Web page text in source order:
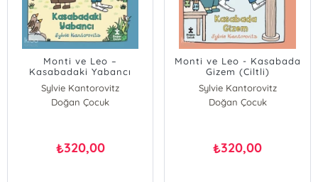
Monti ve Leo –
Kasabadaki Yabancı
Sylvie Kantorovitz
Doğan Çocuk
₺320,00
Monti ve Leo - Kasabada
Gizem (Ciltli)
Sylvie Kantorovitz
Doğan Çocuk
₺320,00